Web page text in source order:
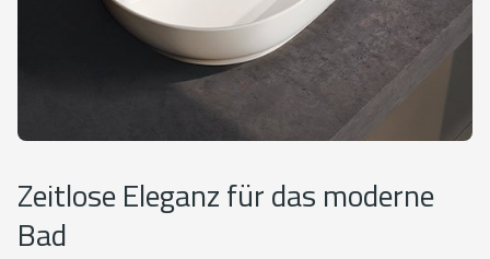
Zeitlose Eleganz für das moderne
Bad